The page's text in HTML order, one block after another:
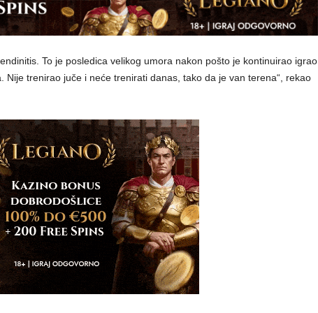
To je posledica velikog umora nakon pošto je kontinuirao igrao
Nije trenirao juče i neće trenirati danas, tako da je van terena“, rekao